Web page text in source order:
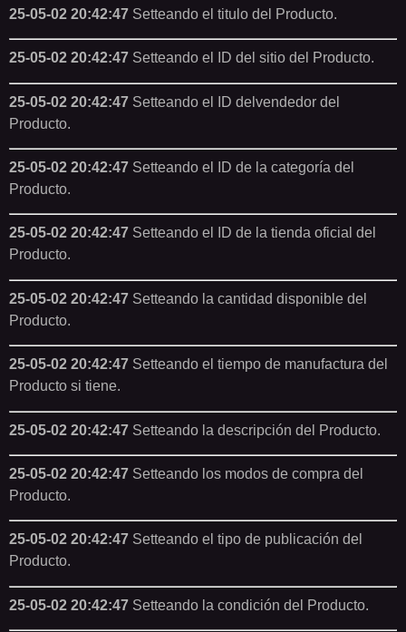
25-05-02 20:42:47 Setteando el titulo del Producto.
25-05-02 20:42:47 Setteando el ID del sitio del Producto.
25-05-02 20:42:47 Setteando el ID delvendedor del
Producto.
25-05-02 20:42:47 Setteando el ID de la categoría del
Producto.
25-05-02 20:42:47 Setteando el ID de la tienda oficial del
Producto.
25-05-02 20:42:47 Setteando la cantidad disponible del
Producto.
25-05-02 20:42:47 Setteando el tiempo de manufactura del
Producto si tiene.
25-05-02 20:42:47 Setteando la descripción del Producto.
25-05-02 20:42:47 Setteando los modos de compra del
Producto.
25-05-02 20:42:47 Setteando el tipo de publicación del
Producto.
25-05-02 20:42:47 Setteando la condición del Producto.